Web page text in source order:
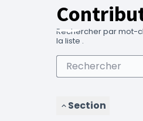
Rechercher par mot-
la liste .
Section